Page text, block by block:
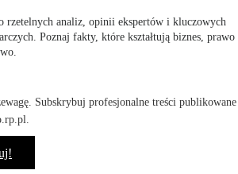
rzetelnych analiz, opinii ekspertów i kluczowych
Poznaj fakty, które kształtują biznes, prawo
Subskrybuj profesjonalne treści publikowane